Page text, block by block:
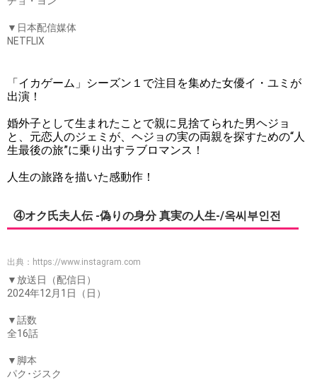
▼日本配信媒体
NETFLIX
「イカゲーム」シーズン１で注目を集めた女優イ・ユミが
出演！
婚外子として生まれたことで親に見捨てられた男ヘジョ
と、元恋人のジェミが、ヘジョの実の両親を探すための“人
生最後の旅”に乗り出すラブロマンス！
人生の旅路を描いた感動作！
④オク氏夫人伝 -偽りの身分 真実の人生-/옥씨부인전
出典： https://www.instagram.com
▼放送日（配信日）
2024年12月1日（日）
▼話数
全16話
▼脚本
パク･ジスク